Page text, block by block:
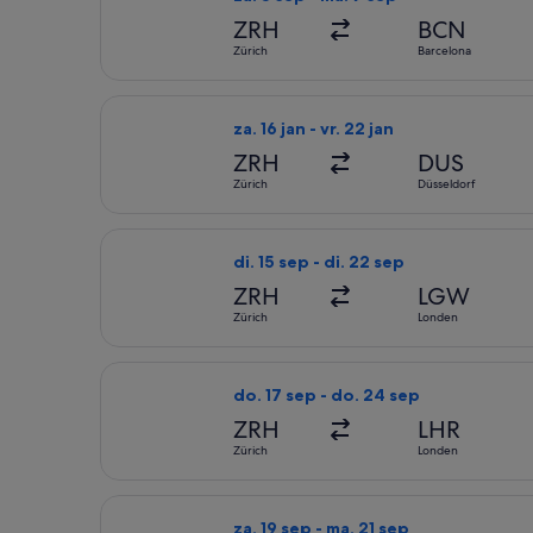
ZRH
Zürich
BCN
Barcelona
za. 16 jan - vr. 22 jan
ZRH
Zürich
DUS
Düsseldorf
di. 15 sep - di. 22 sep
ZRH
Zürich
LGW
Londen
do. 17 sep - do. 24 sep
ZRH
Zürich
LHR
Londen
za. 19 sep - ma. 21 sep